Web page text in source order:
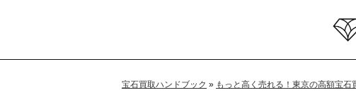
宝石買取ハンドブック » もっと高く売れる！東京の高額宝石